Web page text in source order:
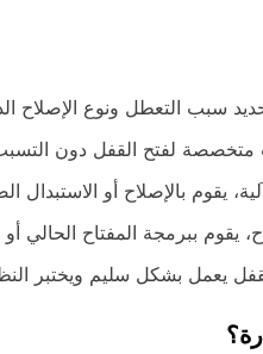
سبب التعطل ونوع الإصلاح
متخصصة لفتح القفل دون
يقوم بالإصلاح أو الاستبدال
يقوم ببرمجة المفتاح الحالي أو
يعمل بشكل سليم ويختبر